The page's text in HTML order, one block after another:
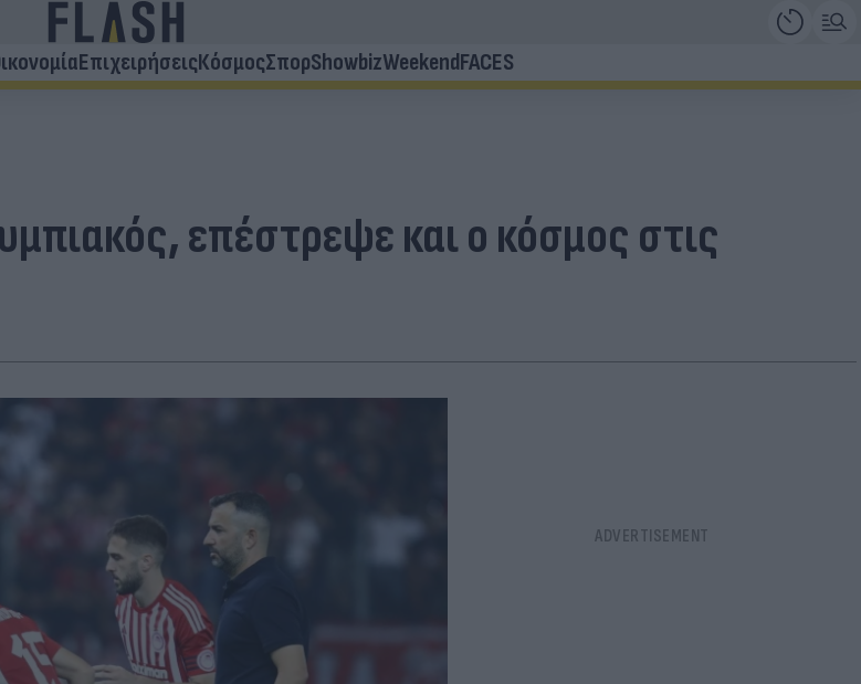
ΕπιχειρήσειςΚόσμοςΣπορShowbizWeekendFACES
επέστρεψε και ο κόσμος στις